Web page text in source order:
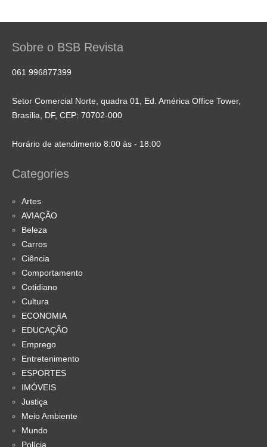
Sobre o BSB Revista
061 996877399
Setor Comercial Norte, quadra 01, Ed. América Office Tower,
Brasília, DF, CEP: 70702-000
Horário de atendimento 8:00 às - 18:00
Categories
Artes
AVIAÇÃO
Beleza
Carros
Ciência
Comportamento
Cotidiano
Cultura
ECONOMIA
EDUCAÇÃO
Emprego
Entretenimento
ESPORTES
IMÓVEIS
Justiça
Meio Ambiente
Mundo
Polícia